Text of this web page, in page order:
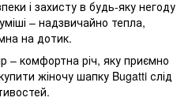
і захисту в будь-яку негоду
– надзвичайно тепла,
на дотик.
– комфортна річ, яку приємно
жіночу шапку Bugatti слід